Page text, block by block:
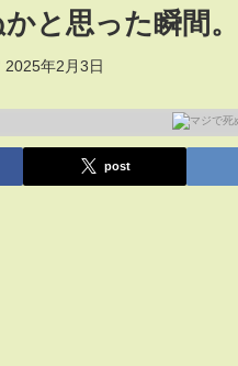
かと思った瞬間
2025年2月3日
post